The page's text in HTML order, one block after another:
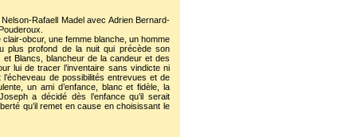
Rafaell Madel avec Adrien Bernard-
obcur, une femme blanche, un homme
plus profond de la nuit qui précède son
Blancs, blancheur de la candeur et des
lui de tracer l’inventaire sans vindicte ni
de possibilités entrevues et de
un ami d’enfance, blanc et fidèle, la
a décidé dès l’enfance qu’il serait
qu’il remet en cause en choisissant le